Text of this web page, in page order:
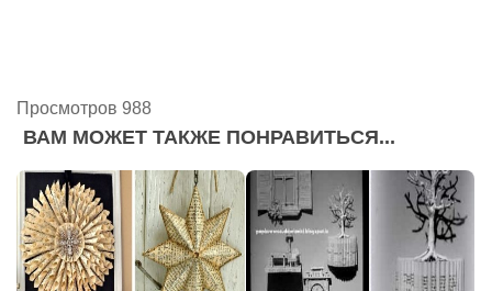
Просмотров 988
ВАМ МОЖЕТ ТАКЖЕ ПОНРАВИТЬСЯ...